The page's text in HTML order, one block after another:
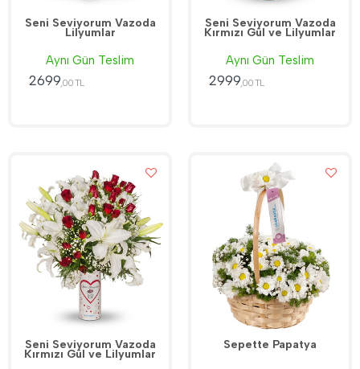
Seni Seviyorum Vazoda
Lilyumlar
Aynı Gün Teslim
2699 ,00 TL
Seni Seviyorum Vazoda
Kırmızı Gül ve Lilyumlar
Aynı Gün Teslim
2999 ,00 TL
Seni Seviyorum Vazoda
Kırmızı Gül ve Lilyumlar
Sepette Papatya